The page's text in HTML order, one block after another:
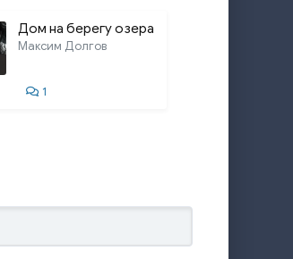
Дом на берегу озера
Максим Долгов
1